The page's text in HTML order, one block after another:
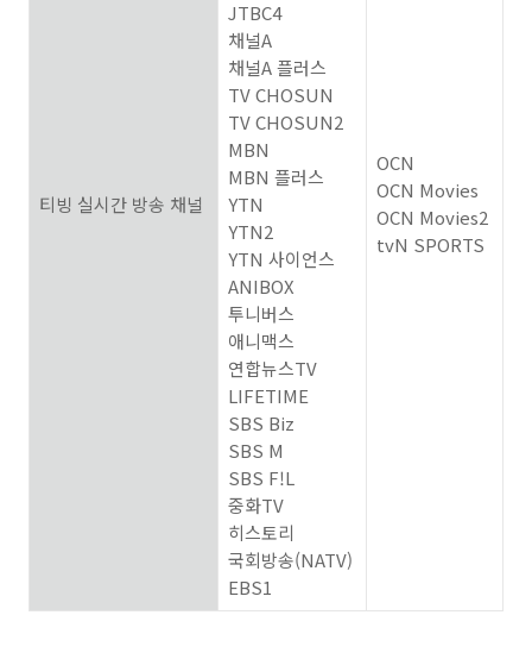
티빙 실시간 방송 채널
JTBC4
채널A
채널A플러스
TV CHOSUN
TV CHOSUN2
MBN
MBN 플러스
YTN
YTN2
YTN 사이언스
ANIBOX
투니버스
애니맥스
연합뉴스TV
LIFETIME
SBS Biz
SBS M
SBS F!L
중화TV
히스토리
국회방송(NATV)
EBS1
OCN
OCN Movies
OCN Movies2
tvN SPORTS